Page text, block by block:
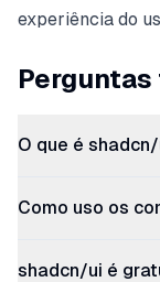
experiência do
O que é
Como uso os
shadcn/ui é